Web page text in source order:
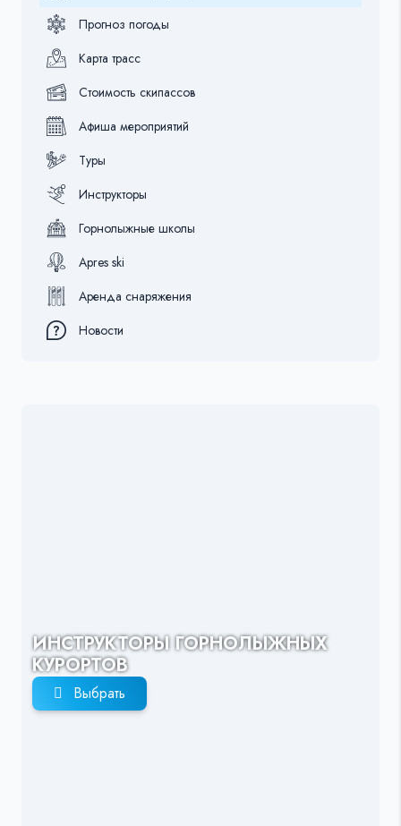
Прогноз погоды
Карта трасс
Стоимость скипассов
Афиша мероприятий
Туры
Инструкторы
Горнолыжные школы
Apres ski
Аренда снаряжения
Новости
ИНСТРУКТОРЫ ГОРНОЛЫЖНЫХ
КУРОРТОВ
Выбрать